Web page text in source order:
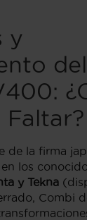
y
del
Faltar?
de la firma
los
y Tekna
Combi